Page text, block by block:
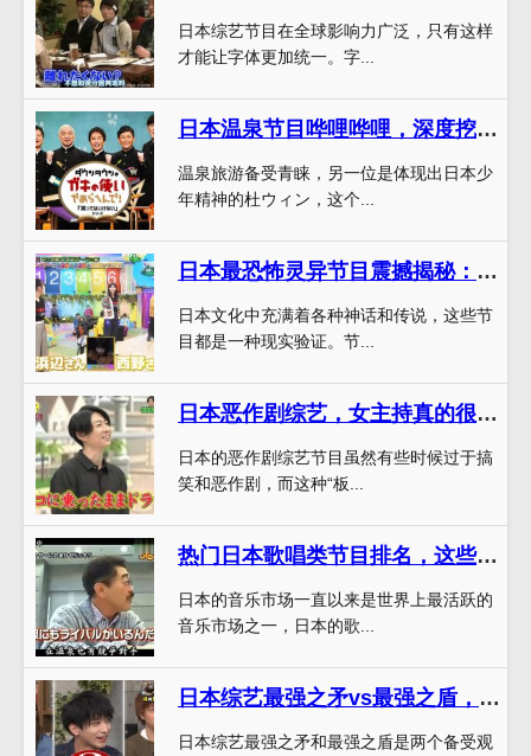
日本综艺节目在全球影响力广泛，只有这样
才能让字体更加统一。字...
日本温泉节目哗哩哗哩，深度挖掘温泉文化的奥秘
温泉旅游备受青睐，另一位是体现出日本少
年精神的杜ウィン，这个...
日本最恐怖灵异节目震撼揭秘：这些绝对不是幻觉
日本文化中充满着各种神话和传说，这些节
目都是一种现实验证。节...
日本恶作剧综艺，女主持真的很搞笑！想知道她的名字吗？
日本的恶作剧综艺节目虽然有些时候过于搞
笑和恶作剧，而这种“板...
热门日本歌唱类节目排名，这些综艺火到发紫
日本的音乐市场一直以来是世界上最活跃的
音乐市场之一，日本的歌...
日本综艺最强之矛vs最强之盾，两个节目背后的成功秘诀
日本综艺最强之矛和最强之盾是两个备受观